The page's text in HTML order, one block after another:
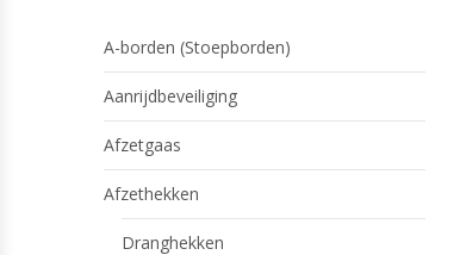
A-borden (Stoepborden)
Aanrijdbeveiliging
Afzetgaas
Afzethekken
Dranghekken